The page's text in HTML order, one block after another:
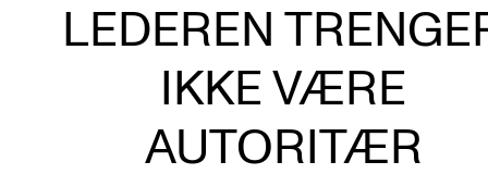
Alle studier
Bachelor
Årsstudium og videreutdanning
LEDEREN
IKKE VÆRE
AUTORITÆR